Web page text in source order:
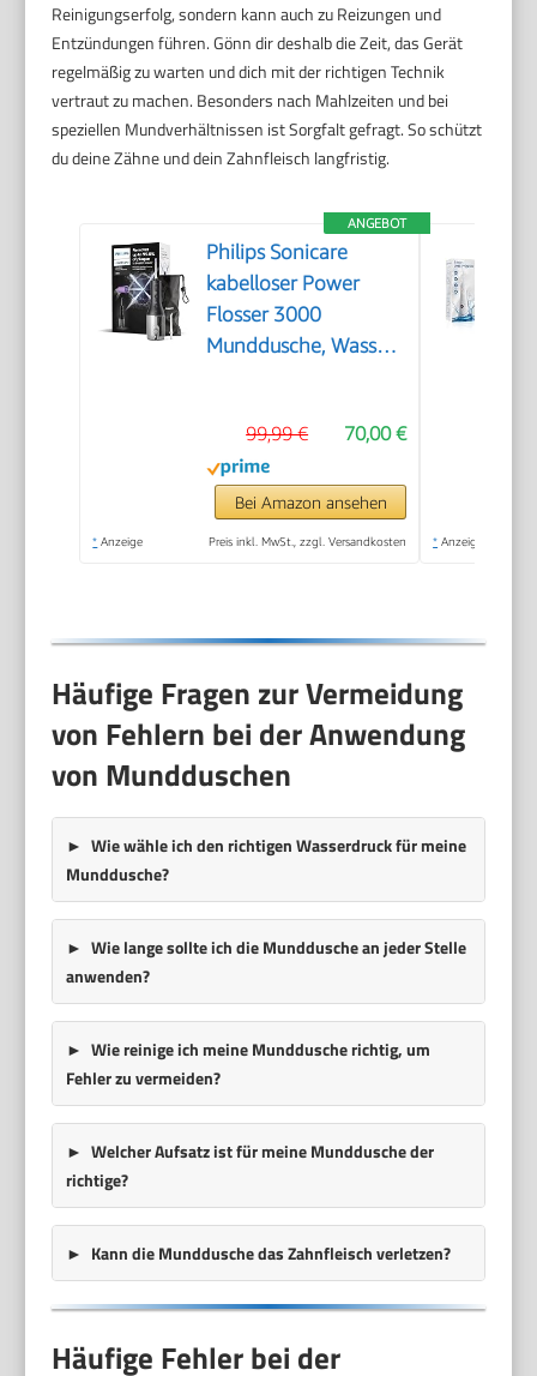
Reinigungserfolg, sondern kann auch zu Reizungen und
Entzündungen führen. Gönn dir deshalb die Zeit, das Gerät
regelmäßig zu warten und dich mit der richtigen Technik
vertraut zu machen. Besonders nach Mahlzeiten und bei
speziellen Mundverhältnissen ist Sorgfalt gefragt. So schützt
du deine Zähne und dein Zahnfleisch langfristig.
ANGEBOT
Philips Sonicare
kabelloser Power
Flosser 3000
Munddusche, Wasser-
Zahnpflege, in
schwarz (Modell
HX3826/33)
70,00 €
99,99 €
Bei Amazon ansehen
* Anzeige Preis inkl. MwSt., zzgl. Versandkosten * Anzeige
Häufige Fragen zur Vermeidung
von Fehlern bei der Anwendung
von Mundduschen
Wie wähle ich den richtigen Wasserdruck für meine
Munddusche?
Wie lange sollte ich die Munddusche an jeder Stelle
anwenden?
Wie reinige ich meine Munddusche richtig, um
Fehler zu vermeiden?
Welcher Aufsatz ist für meine Munddusche der
richtige?
Kann die Munddusche das Zahnfleisch verletzen?
Häufige Fehler bei der